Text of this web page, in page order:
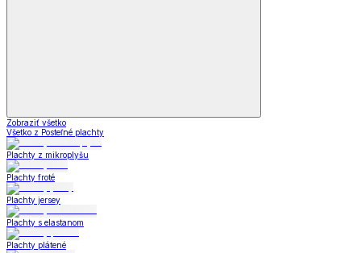
Zobraziť všetko
Všetko z Posteľné plachty
Plachty z mikroplyšu
Plachty froté
Plachty jersey
Plachty s elastanom
Plachty plátené